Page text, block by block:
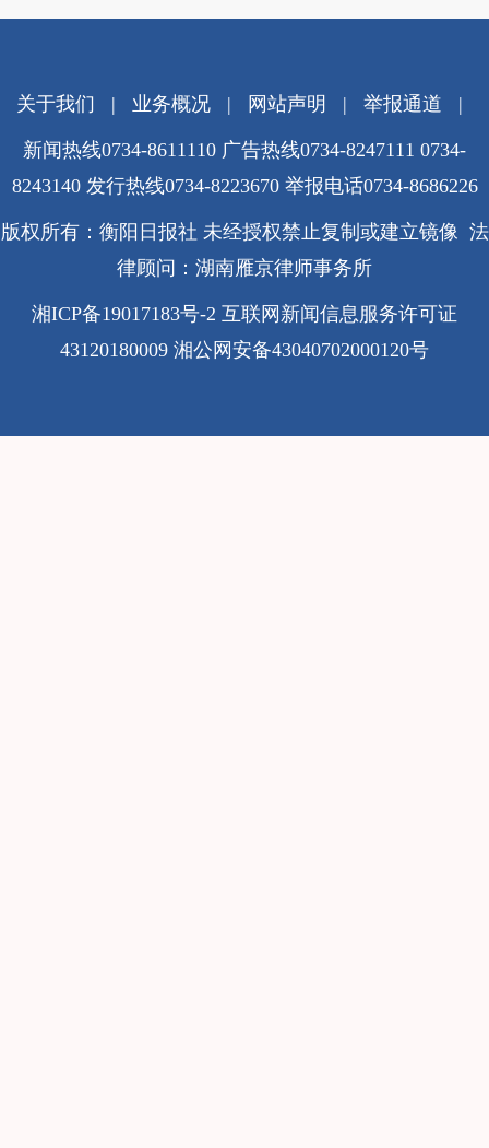
关于我们 | 业务概况| 网站声明 | 举报通道 |
新闻热线0734-8611110 广告热线0734-8247111 0734-
8243140 发行热线0734-8223670 举报电话0734-8686226
版权所有：衡阳日报社 未经授权禁止复制或建立镜像 法
律顾问：湖南雁京律师事务所
湘ICP备19017183号-2 互联网新闻信息服务许可证
43120180009 湘公网安备43040702000120号